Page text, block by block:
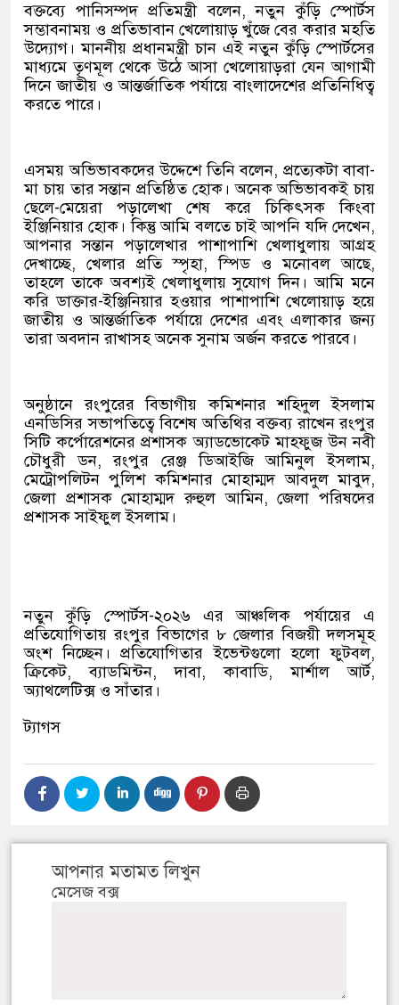
বক্তব্যে পানিসম্পদ প্রতিমন্ত্রী বলেন, নতুন কুঁড়ি স্পোর্টস
সম্ভাবনাময় ও প্রতিভাবান খেলোয়াড় খুঁজে বের করার মহতি
উদ্যোগ। মাননীয় প্রধানমন্ত্রী চান এই নতুন কুঁড়ি স্পোর্টসের
মাধ্যমে তৃণমূল থেকে উঠে আসা খেলোয়াড়রা যেন আগামী
দিনে জাতীয় ও আন্তর্জাতিক পর্যায়ে বাংলাদেশের প্রতিনিধিত্ব
করতে পারে।
এসময় অভিভাবকদের উদ্দেশে তিনি বলেন, প্রত্যেকটা বাবা-
মা চায় তার সন্তান প্রতিষ্ঠিত হোক। অনেক অভিভাবকই চায়
ছেলে-মেয়েরা পড়ালেখা শেষ করে চিকিৎসক কিংবা
ইঞ্জিনিয়ার হোক। কিন্তু আমি বলতে চাই আপনি যদি দেখেন,
আপনার সন্তান পড়ালেখার পাশাপাশি খেলাধুলায় আগ্রহ
দেখাচ্ছে, খেলার প্রতি স্পৃহা, স্পিড ও মনোবল আছে,
তাহলে তাকে অবশ্যই খেলাধুলায় সুযোগ দিন। আমি মনে
করি ডাক্তার-ইঞ্জিনিয়ার হওয়ার পাশাপাশি খেলোয়াড় হয়ে
জাতীয় ও আন্তর্জাতিক পর্যায়ে দেশের এবং এলাকার জন্য
তারা অবদান রাখাসহ অনেক সুনাম অর্জন করতে পারবে।
অনুষ্ঠানে রংপুরের বিভাগীয় কমিশনার শহিদুল ইসলাম
এনডিসির সভাপতিত্বে বিশেষ অতিথির বক্তব্য রাখেন রংপুর
সিটি কর্পোরেশনের প্রশাসক অ্যাডভোকেট মাহফুজ উন নবী
চৌধুরী ডন, রংপুর রেঞ্জ ডিআইজি আমিনুল ইসলাম,
মেট্রোপলিটন পুলিশ কমিশনার মোহাম্মদ আবদুল মাবুদ,
জেলা প্রশাসক মোহাম্মদ রুহুল আমিন, জেলা পরিষদের
প্রশাসক সাইফুল ইসলাম।
নতুন কুঁড়ি স্পোর্টস-২০২৬ এর আঞ্চলিক পর্যায়ের এ
প্রতিযোগিতায় রংপুর বিভাগের ৮ জেলার বিজয়ী দলসমূহ
অংশ নিচ্ছেন। প্রতিযোগিতার ইভেন্টগুলো হলো ফুটবল,
ক্রিকেট, ব্যাডমিন্টন, দাবা, কাবাডি, মার্শাল আর্ট,
অ্যাথলেটিক্স ও সাঁতার।
ট্যাগস
আপনার মতামত লিখুন
মেসেজ বক্স